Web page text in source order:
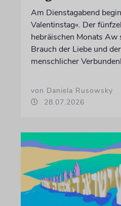
Am Dienstagabend
Valentinstag«. Der
hebräischen Monats Aw
Brauch der Liebe und
menschlicher
von Daniela Rusowsky
28.07.2026